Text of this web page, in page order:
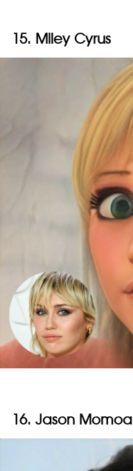
15. Miley Cyrus
16. Jason Momoa